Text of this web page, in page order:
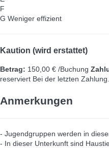
F
G Weniger effizient
Kaution (wird erstattet)
Betrag: 150,00 € /Buchung
reserviert Bei der letzten Zahlung.
Anmerkungen
- Jugendgruppen werden in
- In dieser Unterkunft sind